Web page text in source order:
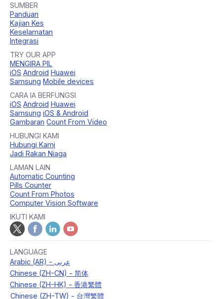
SUMBER
Panduan
Kajian Kes
Keselamatan
Integrasi
TRY OUR APP
MENGIRA PIL
iOS Android Huawei
Samsung Mobile devices
CARA IA BERFUNGSI
iOS Android Huawei
Samsung iOS & Android
Gambaran Count From Video
HUBUNGI KAMI
Hubungi Kami
Jadi Rakan Niaga
LAMAN LAIN
Automatic Counting
Pills Counter
Count From Photos
Computer Vision Software
IKUTI KAMI
LANGUAGE